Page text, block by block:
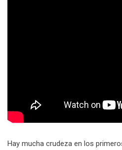
Hay mucha crudeza en los